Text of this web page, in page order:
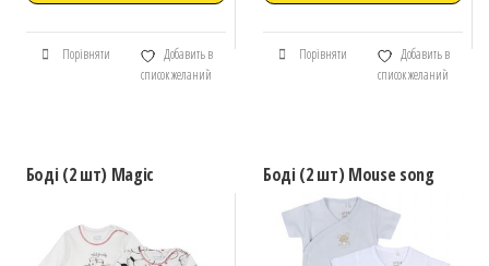
Порівняти
Добавить в
список желаний
Порівняти
Добавить в
список желаний
Боді (2 шт) Magic Боді (2 шт) Mouse song